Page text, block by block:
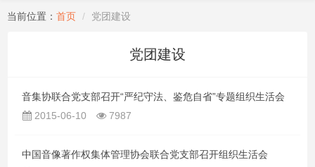
当前位置： 首页 党团建设
党团建设
音集协联合党支部召开“严纪守法、鉴危自省”专题组织生活会
2015-06-10
7987
中国音像著作权集体管理协会联合党支部召开组织生活会